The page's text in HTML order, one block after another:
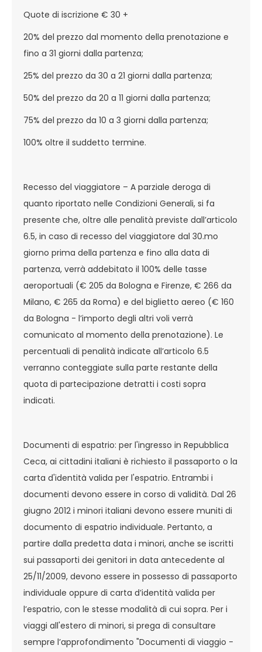
Quote di iscrizione € 30 +
20% del prezzo dal momento della prenotazione e
fino a 31 giorni dalla partenza;
25% del prezzo da 30 a 21 giorni dalla partenza;
50% del prezzo da 20 a 11 giorni dalla partenza;
75% del prezzo da 10 a 3 giorni dalla partenza;
100% oltre il suddetto termine.
Recesso del viaggiatore – A parziale deroga di
quanto riportato nelle Condizioni Generali, si fa
presente che, oltre alle penalità previste dall’articolo
6.5, in caso di recesso del viaggiatore dal 30.mo
giorno prima della partenza e fino alla data di
partenza, verrà addebitato il 100% delle tasse
aeroportuali (€ 205 da Bologna e Firenze, € 266 da
Milano, € 265 da Roma) e del biglietto aereo (€ 160
da Bologna - l’importo degli altri voli verrà
comunicato al momento della prenotazione). Le
percentuali di penalità indicate all’articolo 6.5
verranno conteggiate sulla parte restante della
quota di partecipazione detratti i costi sopra
indicati.
Documenti di espatrio: per l'ingresso in Repubblica
Ceca, ai cittadini italiani è richiesto il passaporto o la
carta d'identità valida per l'espatrio. Entrambi i
documenti devono essere in corso di validità. Dal 26
giugno 2012 i minori italiani devono essere muniti di
documento di espatrio individuale. Pertanto, a
partire dalla predetta data i minori, anche se iscritti
sui passaporti dei genitori in data antecedente al
25/11/2009, devono essere in possesso di passaporto
individuale oppure di carta d’identità valida per
l’espatrio, con le stesse modalità di cui sopra. Per i
viaggi all'estero di minori, si prega di consultare
sempre l’approfondimento "Documenti di viaggio -